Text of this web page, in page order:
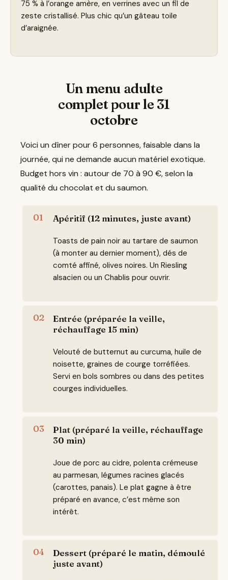
75 % à l’orange amère, en verrines avec un fil de
zeste cristallisé. Plus chic qu’un gâteau toile
d’araignée.
Un menu adulte
complet pour le 31
octobre
Voici un dîner pour 6 personnes, faisable dans la
journée, qui ne demande aucun matériel exotique.
Budget hors vin : autour de 70 à 90 €, selon la
qualité du chocolat et du saumon.
Apéritif (12 minutes, juste avant)
Toasts de pain noir au tartare de saumon
(à monter au dernier moment), dés de
comté affiné, olives noires. Un Riesling
alsacien ou un Chablis pour ouvrir.
Entrée (préparée la veille,
réchauffage 15 min)
Velouté de butternut au curcuma, huile de
noisette, graines de courge torréfiées.
Servi en bols sombres ou dans des petites
courges individuelles.
Plat (préparé la veille, réchauffage
30 min)
Joue de porc au cidre, polenta crémeuse
au parmesan, légumes racines glacés
(carottes, panais). Le plat gagne à être
préparé en avance, c’est même son
intérêt.
Dessert (préparé le matin, démoulé
juste avant)